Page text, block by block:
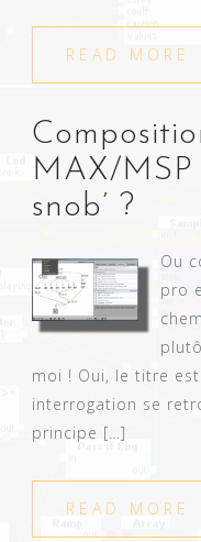
READ MORE
MAX/MSP
snob’ ?
Ou
pro
moi ! Oui, le titre
interrogation se
principe […]
READ MORE